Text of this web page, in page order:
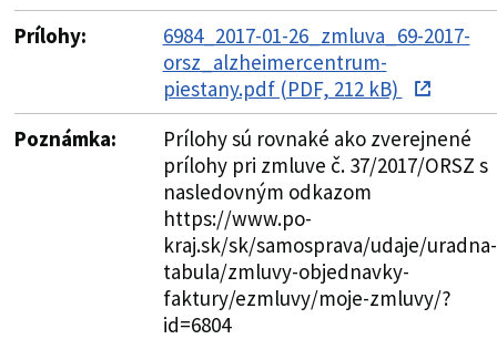
Prílohy:
6984_2017-01-26_zmluva_69-2017-
orsz_alzheimercentrum-
piestany.pdf (PDF, 212 kB)
Poznámka:
Prílohy sú rovnaké ako zverejnené
prílohy pri zmluve č. 37/2017/ORSZ s
nasledovným odkazom
https://www.po-
kraj.sk/sk/samosprava/udaje/uradna-
tabula/zmluvy-objednavky-
faktury/ezmluvy/moje-zmluvy/?
id=6804